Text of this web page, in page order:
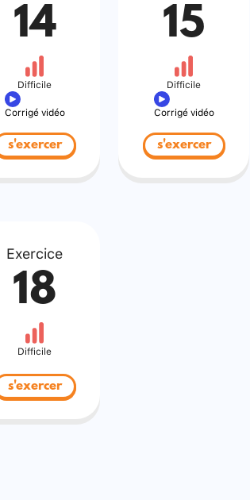
14
Difficile
Corrigé vidéo
s'exercer
15
Difficile
Corrigé vidéo
s'exercer
Exercice
18
Difficile
s'exercer